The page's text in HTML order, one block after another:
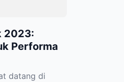
2023:
Performa
datang di